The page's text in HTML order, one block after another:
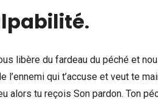
.
libère du fardeau du péché et
qui t’accuse et veut te
tu reçois Son pardon. Ton